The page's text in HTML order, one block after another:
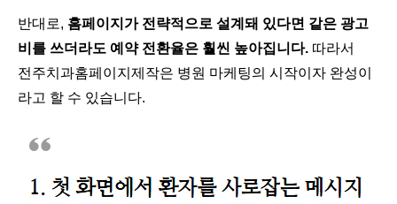
반대로, 홈페이지가 전략적으로 설계돼 있다면 같은 광고
비를 쓰더라도 예약 전환율은 훨씬 높아집니다. 따라서
전주치과홈페이지제작은 병원 마케팅의 시작이자 완성이
라고 할 수 있습니다.